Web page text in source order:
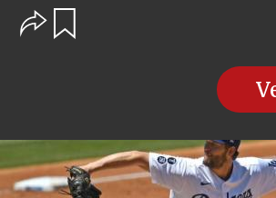
O
p
s
e
c